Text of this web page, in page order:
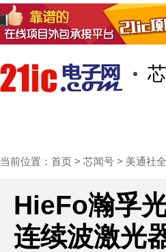
当前位置： 首页 > 芯闻号 > 美通社
HieFo瀚孚
连续波激光